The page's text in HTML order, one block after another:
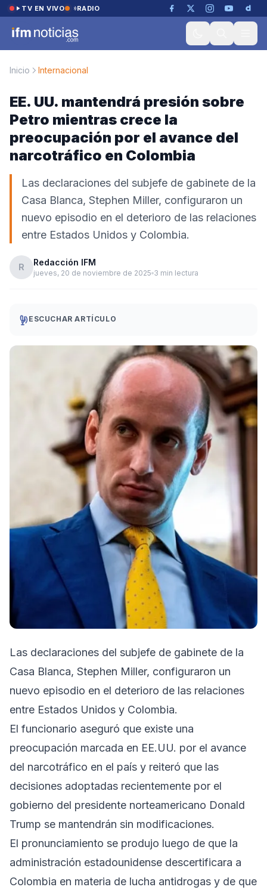
Saltar al contenido
TV EN VIVO RADIO
Inicio Internacional
EE. UU. mantendrá presión sobre
Petro mientras crece la
preocupación por el avance del
narcotráfico en Colombia
Las declaraciones del subjefe de gabinete de la
Casa Blanca, Stephen Miller, configuraron un
nuevo episodio en el deterioro de las relaciones
entre Estados Unidos y Colombia.
R Redacción IFM
jueves, 20 de noviembre de 2025 3 min lectura
ESCUCHAR ARTÍCULO
Las declaraciones del subjefe de gabinete de la
Casa Blanca, Stephen Miller, configuraron un
nuevo episodio en el deterioro de las relaciones
entre Estados Unidos y Colombia.
El funcionario aseguró que existe una
preocupación marcada en EE.UU. por el avance
del narcotráfico en el país y reiteró que las
decisiones adoptadas recientemente por el
gobierno del presidente norteamericano Donald
Trump se mantendrán sin modificaciones.
El pronunciamiento se produjo luego de que la
administración estadounidense descertificara a
Colombia en materia de lucha antidrogas y de que